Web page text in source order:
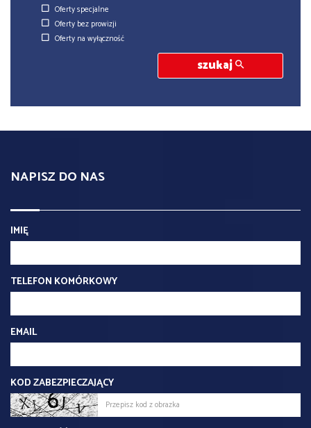
Oferty specjalne
Oferty bez prowizji
Oferty na wyłączność
szukaj
NAPISZ DO NAS
IMIĘ
TELEFON KOMÓRKOWY
EMAIL
KOD ZABEZPIECZAJĄCY